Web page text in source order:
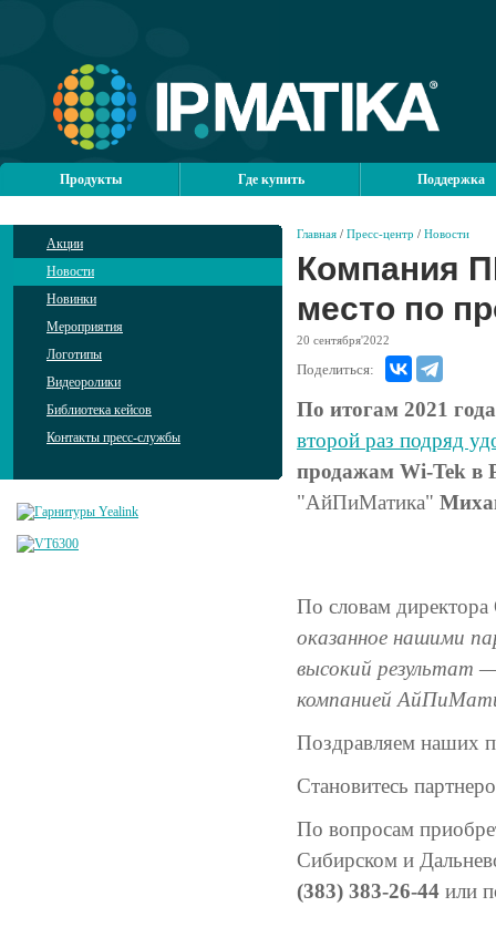
Продукты Где купить Поддержка
Акции
Новости
Новинки
Мероприятия
Логотипы
Видеоролики
Библиотека кейсов
Контакты пресс-службы
Главная / Пресс-центр / Новости
Компания
место по
20 сентября'2022
Поделиться:
По итогам 2021 года
второй раз подряд
продажам Wi-Tek в
"АйПиМатика"
По словам
оказанное нашими
высокий результат
компанией
Поздравляем наших
Становитесь
По вопросам
Сибирском и
(383) 383-26-44 или